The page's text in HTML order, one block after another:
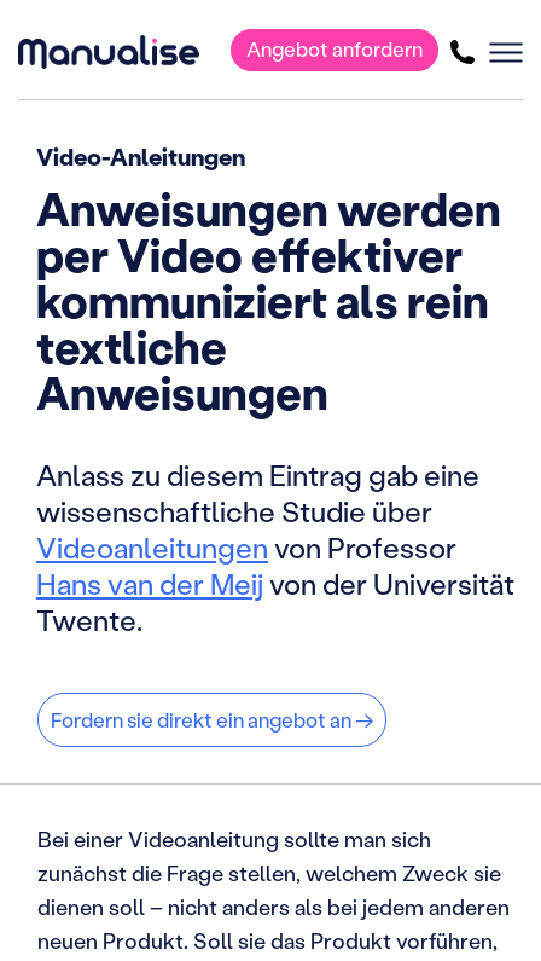
Hauptnavigation
Angebot anfordern
Video-Anleitungen
Anweisungen werden
per Video effektiver
kommuniziert als rein
textliche
Anweisungen
Anlass zu diesem Eintrag gab eine
wissenschaftliche Studie über
Videoanleitungenvon Professor
Hans van der Meijvon der Universität
Twente.
Fordern sie direkt ein angebot an →
Bei einer Videoanleitung sollte man sich
zunächst die Frage stellen, welchem Zweck sie
dienen soll – nicht anders als bei jedem anderen
neuen Produkt. Soll sie das Produkt vorführen,